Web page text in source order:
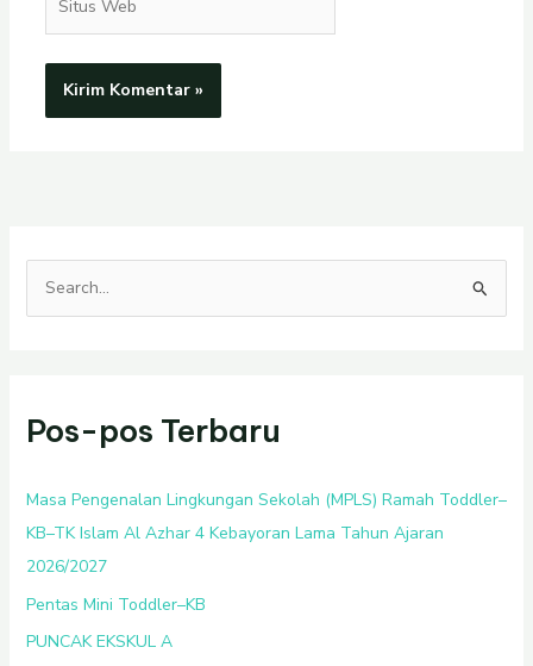
Web
a
u
t
u
k
Pos-pos Terbaru
Masa Pengenalan Lingkungan Sekolah (MPLS) Ramah Toddler–
KB–TK Islam Al Azhar 4 Kebayoran Lama Tahun Ajaran
2026/2027
Pentas Mini Toddler–KB
PUNCAK EKSKUL A